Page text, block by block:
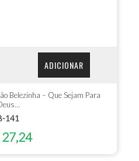
ADICIONAR
Belezinha – Que Sejam Para
141
27,24